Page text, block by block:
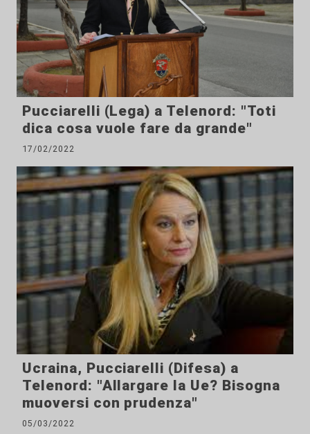
Pucciarelli (Lega) a Telenord: "Toti
dica cosa vuole fare da grande"
17/02/2022
Ucraina, Pucciarelli (Difesa) a
Telenord: "Allargare la Ue? Bisogna
muoversi con prudenza"
05/03/2022